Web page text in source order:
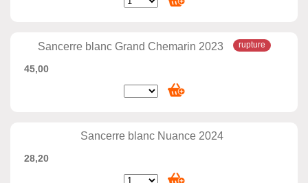
Sancerre blanc Grand Chemarin 2023
45,00
Sancerre blanc Nuance 2024
28,20